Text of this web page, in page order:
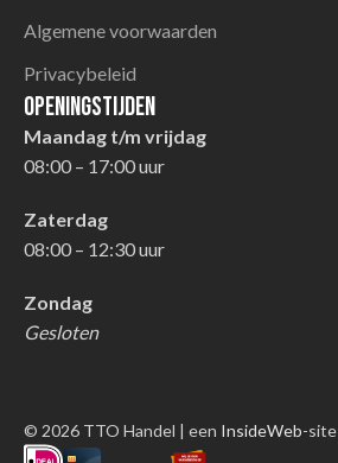
Algemene voorwaarden
Privacybeleid
Openingstijden
Maandag t/m vrijdag
08:00 – 17:00 uur
Zaterdag
08:00 – 12:30 uur
Zondag
Gesloten
© 2026 TTO Handel | een InsideWeb-site